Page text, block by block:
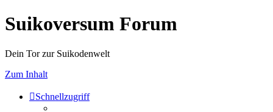
Suikoversum Forum
Dein Tor zur Suikodenwelt
Zum Inhalt
Schnellzugriff